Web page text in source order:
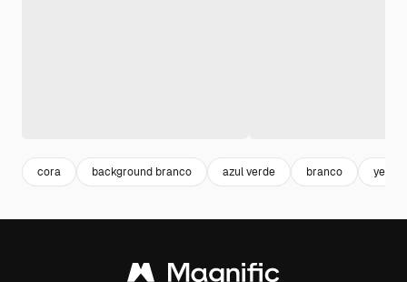
cora background branco azul verde branco yellow